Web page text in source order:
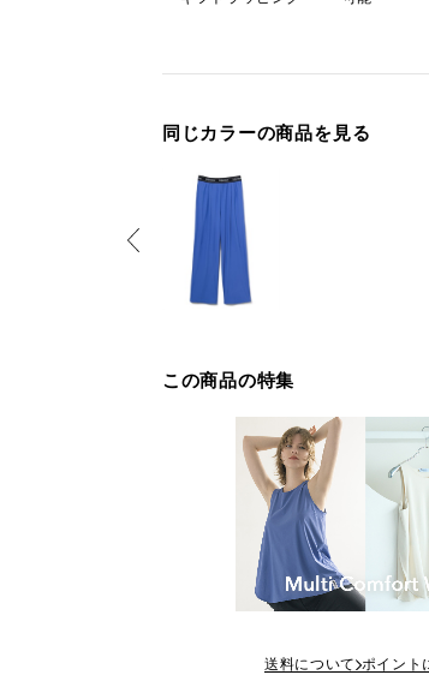
同じカラーの商品を見る
この商品の特集
送料について ポイント